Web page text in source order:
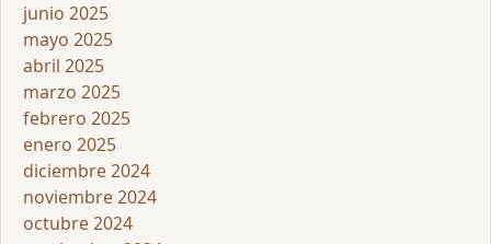
junio 2025
mayo 2025
abril 2025
marzo 2025
febrero 2025
enero 2025
diciembre 2024
noviembre 2024
octubre 2024